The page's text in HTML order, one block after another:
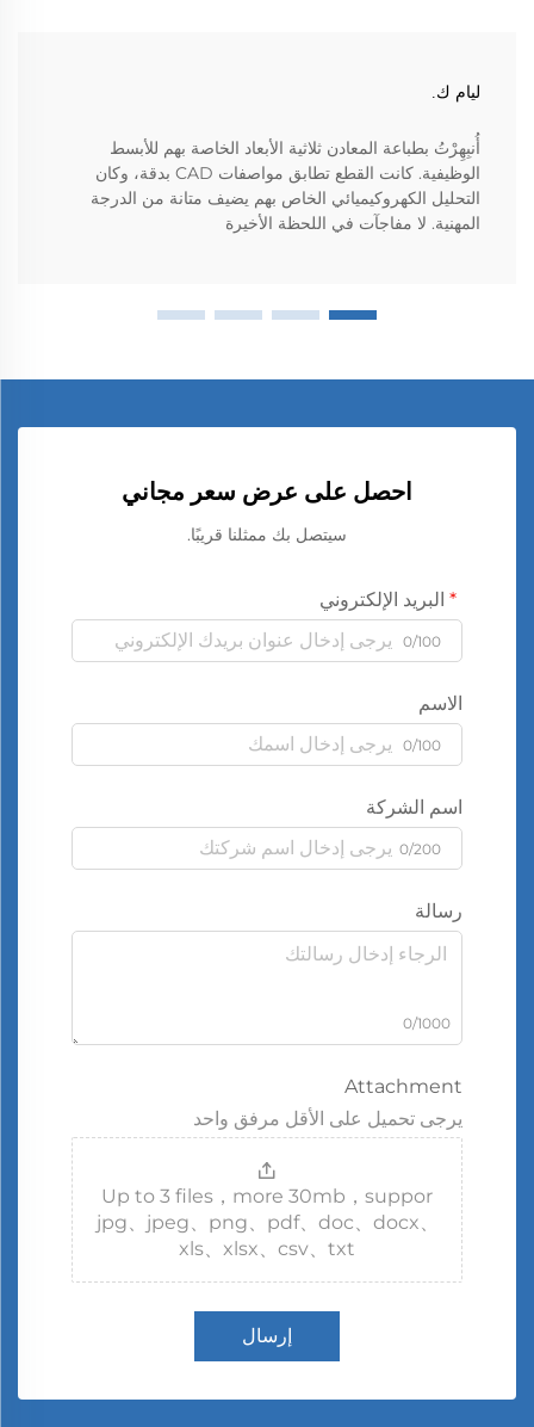
ليام ك.
أُنبِهِرْتُ بطباعة المعادن ثلاثية الأبعاد الخاصة بهم للأبسط
الوظيفية. كانت القطع تطابق مواصفات CAD بدقة، وكان
التحليل الكهروكيميائي الخاص بهم يضيف متانة من الدرجة
المهنية. لا مفاجآت في اللحظة الأخيرة
احصل على عرض سعر مجاني
سيتصل بك ممثلنا قريبًا.
البريد الإلكتروني
0/100
الاسم
0/100
اسم الشركة
0/200
رسالة
0/1000
Attachment
يرجى تحميل على الأقل مرفق واحد
Up to 3 files，more 30mb，suppor
jpg、jpeg、png、pdf、doc、docx、
xls、xlsx、csv、txt
إرسال